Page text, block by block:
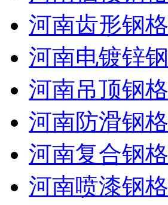
河南齿形钢
河南电镀锌
河南吊顶钢
河南防滑钢
河南复合钢
河南喷漆钢